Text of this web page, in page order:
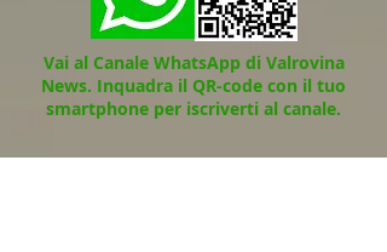
Vai al Canale WhatsApp di Valrovina
News. Inquadra il QR-code con il tuo
smartphone per iscriverti al canale.